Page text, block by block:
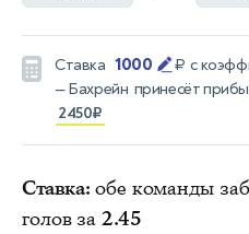
Ставка 1000 ₽ с
— Бахрейн принесёт
2450₽
Ставка: обе команды
голов за2.45